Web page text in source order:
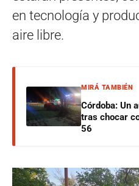
en tecnología y
aire libre.
MIRÁ TAMBIÉN
Córdoba: Un
tras chocar
56